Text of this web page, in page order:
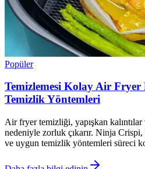
Popüler
Temizlemesi Kolay Air
Temizlik Yöntemleri
Air fryer temizliği, yapışkan
nedeniyle zorluk çıkarır. Ninja
ve uygun temizlik yöntemleri süreci